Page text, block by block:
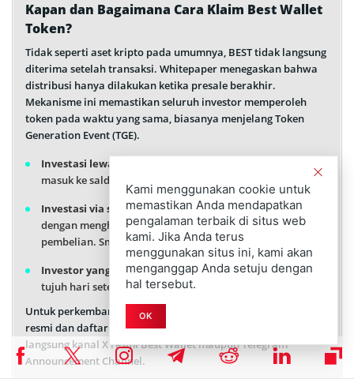
Kapan dan Bagaimana Cara Klaim Best Wallet
Token?
Tidak seperti aset kripto pada umumnya, BEST tidak langsung
diterima setelah transaksi. Whitepaper menegaskan bahwa
distribusi hanya dilakukan ketika presale berakhir.
Mekanisme ini memastikan seluruh investor memperoleh
token pada waktu yang sama, biasanya menjelang Token
Generation Event (TGE).
Investasi lewat aplikasi Best Wallet
masuk ke saldo dompet saat tanggal klaim tiba.
Investasi via situs resmi– klaim dilakukan manual
dengan menghubungkan dompet yang sama seperti saat
pembelian. Smart contract akan menyelesaikan transfer.
Investor yang melakukan staking– harus menunggu
tujuh hari setelah TGE, baru BEST bisa diakses.
Untuk perkembangan terbaru, termasuk tanggal distribusi
resmi dan daftar bursa tempat BEST akan hadir, pantau
langsung kanal X resmi Best Wallet maupun Telegram
Announcement Channel.
Kami menggunakan cookie untuk
memastikan Anda mendapatkan
pengalaman terbaik di situs web
kami. Jika Anda terus
menggunakan situs ini, kami akan
menganggap Anda setuju dengan
hal tersebut.
OK